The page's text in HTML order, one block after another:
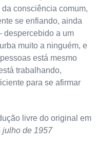
consciência comum,
se enfiando, ainda
despercebido a um
muito a ninguém, e
está mesmo
trabalhando,
para se afirmar
livre do original em
julho de 1957